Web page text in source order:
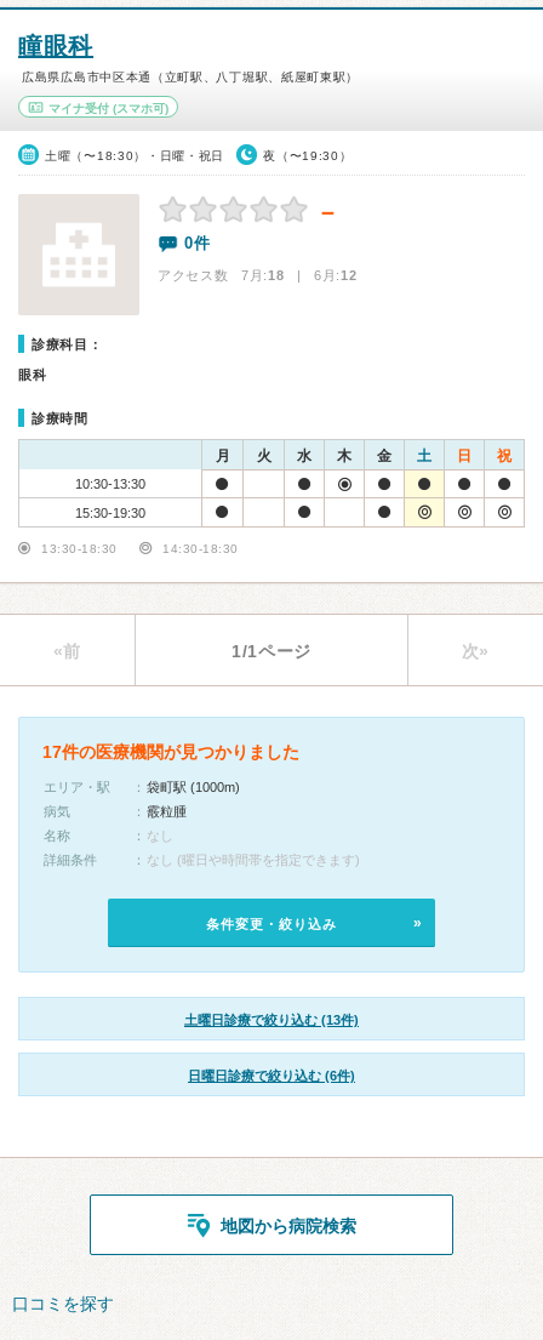
瞳眼科
広島県広島市中区本通（立町駅、八丁堀駅、紙屋町東駅）
マイナ受付 (スマホ可)
土曜（〜18:30）・日曜・祝日 夜（〜19:30）
－
0件
アクセス数 7月:18 | 6月:12
診療科目：
眼科
診療時間
月 火 水 木 金 土 日 祝
10:30-13:30
15:30-19:30
13:30-18:30 14:30-18:30
«前 1/1ページ 次»
17件の医療機関が見つかりました
エリア・駅
袋町駅 (1000m)
病気
霰粒腫
名称
なし
詳細条件
なし (曜日や時間帯を指定できます)
条件変更・絞り込み
土曜日診療で絞り込む (13件)
日曜日診療で絞り込む (6件)
地図から病院検索
口コミを探す